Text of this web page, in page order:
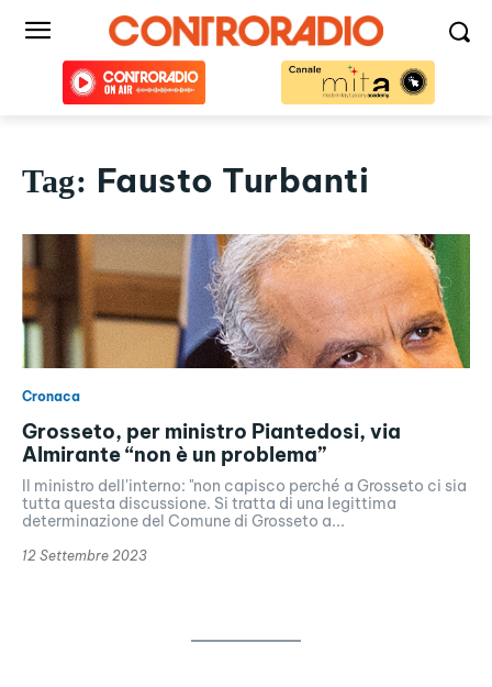
Tag: Fausto Turbanti
Cronaca
Grosseto, per ministro Piantedosi, via
Almirante “non è un problema”
Il ministro dell'interno: "non capisco perché a Grosseto ci sia
tutta questa discussione. Si tratta di una legittima
determinazione del Comune di Grosseto a...
12 Settembre 2023